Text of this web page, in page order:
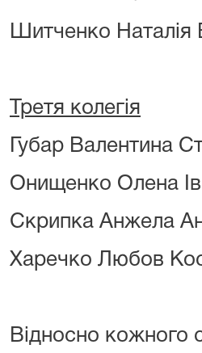
Шитченко Наталія
Третя колегія
Губар Валентина
Онищенко Олена
Скрипка Анжела
Харечко Любов
Відносно кожного